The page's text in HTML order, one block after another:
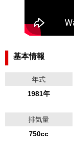
基本情報
年式
1981年
排気量
750cc